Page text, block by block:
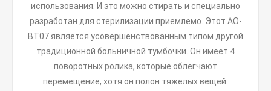
использования. И это можно стирать и специально
разработан для стерилизации приемлемо. Этот AO-
BT07 является усовершенствованным типом другой
традиционной больничной тумбочки. Он имеет 4
поворотных ролика, которые облегчают
перемещение, хотя он полон тяжелых вещей.